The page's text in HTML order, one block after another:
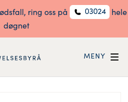
ring oss på 03024
hele
døgnet
MENY